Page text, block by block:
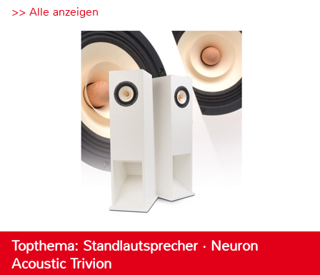
>> Alle anzeigen
Topthema: Standlautsprecher · Neuron
Acoustic Trivion